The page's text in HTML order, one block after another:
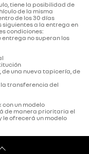
tiene la posibilidad de
de la misma
de los 30 días
siguientes a la entrega en
condiciones:
no superan los
de una nueva tapicería, de
transferencia del
con un modelo
de manera prioritaria el
le ofrecerá un modelo